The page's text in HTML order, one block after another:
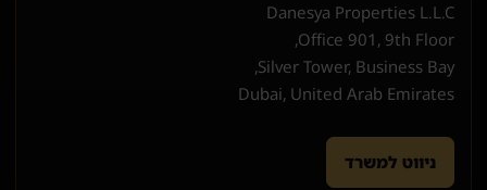
Danesya Properties L.L.C
Office 901, 9th Floor,
Silver Tower, Business Bay,
Dubai, United Arab Emirates
ניווט למשרד